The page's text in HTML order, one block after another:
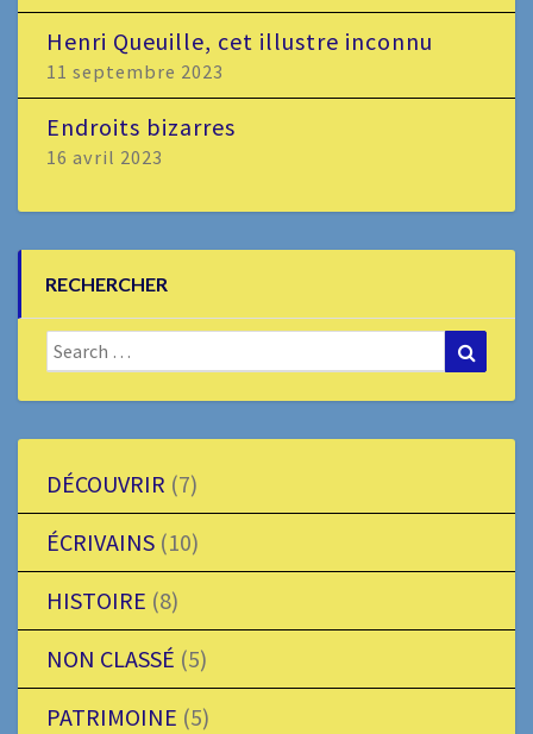
Henri Queuille, cet illustre inconnu
11 septembre 2023
Endroits bizarres
16 avril 2023
RECHERCHER
Search
for:
DÉCOUVRIR (7)
ÉCRIVAINS (10)
HISTOIRE (8)
NON CLASSÉ (5)
PATRIMOINE (5)